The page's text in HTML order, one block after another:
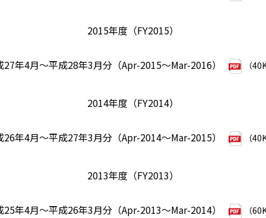
2015年度（FY2015）
27年4月～平成28年3月分（Apr-2015～Mar-2016） （
2014年度（FY2014）
26年4月～平成27年3月分（Apr-2014～Mar-2015） （
2013年度（FY2013）
25年4月～平成26年3月分（Apr-2013～Mar-2014） （